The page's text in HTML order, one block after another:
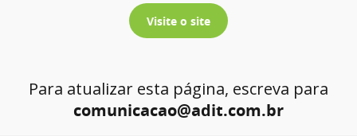
Visite o site
Para atualizar esta página, escreva para
comunicacao@adit.com.br